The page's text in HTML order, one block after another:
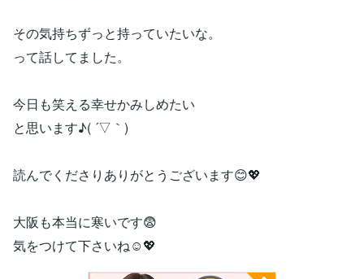
その気持ちずっと持っていたいな。
って話してました。
今日も笑える幸せかみしめたい
と思います♪( ´▽｀)
読んでくださりありがとうございます😊💖
大阪も本当に寒いです😨
気をつけて下さいね☺️💖